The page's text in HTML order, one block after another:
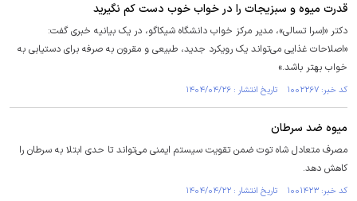
قدرت میوه و سبزیجات را در خواب خوب دست کم نگیرید
دکتر «اِسرا تسالی»، مدیر مرکز خواب دانشگاه شیکاگو، در یک بیانیه خبری گفت:
«اصلاحات غذایی می‌تواند یک رویکرد جدید، طبیعی و مقرون به صرفه برای دستیابی به
خواب بهتر باشد.»
کد خبر: ۱۰۰۲۲۶۷ تاریخ انتشار : ۱۴۰۴/۰۴/۲۶
میوه ضد سرطان
مصرف متعادل شاه توت ضمن تقویت سیستم ایمنی می‌تواند تا حدی ابتلا به سرطان را
کاهش دهد.
کد خبر: ۱۰۰۱۴۲۳ تاریخ انتشار : ۱۴۰۴/۰۴/۲۲